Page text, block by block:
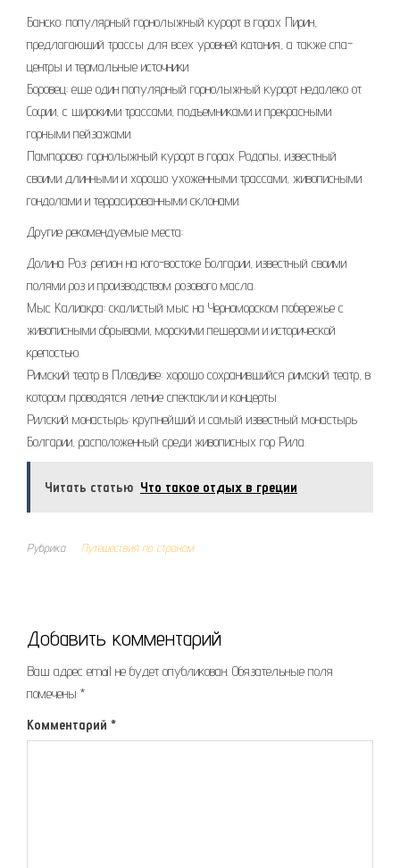
Банско: популярный горнолыжный курорт в горах Пирин,
предлагающий трассы для всех уровней катания, а также спа-
центры и термальные источники.
Боровец: еще один популярный горнолыжный курорт недалеко от
Софии, с широкими трассами, подъемниками и прекрасными
горными пейзажами.
Пампорово: горнолыжный курорт в горах Родопы, известный
своими длинными и хорошо ухоженными трассами, живописными
гондолами и террасированными склонами.
Другие рекомендуемые места:
Долина Роз: регион на юго-востоке Болгарии, известный своими
полями роз и производством розового масла.
Мыс Калиакра: скалистый мыс на Черноморском побережье с
живописными обрывами, морскими пещерами и исторической
крепостью.
Римский театр в Пловдиве: хорошо сохранившийся римский театр, в
котором проводятся летние спектакли и концерты.
Рилский монастырь: крупнейший и самый известный монастырь
Болгарии, расположенный среди живописных гор Рила.
Читать статью Что такое отдых в греции
Рубрика Путешествия по странам
Добавить комментарий
Ваш адрес email не будет опубликован. Обязательные поля
помечены *
Комментарий *